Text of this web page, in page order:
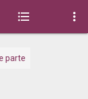
 
parte